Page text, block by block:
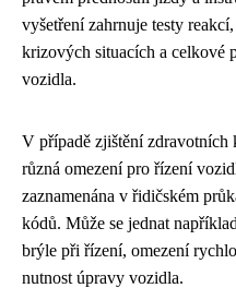
vyšetření zahrnuje testy
krizových situacích a celkové
vozidla.
V případě zjištění zdravotních
různá omezení pro řízení
zaznamenána v řidičském
kódů. Může se jednat
brýle při řízení, omezení
nutnost úpravy vozidla.